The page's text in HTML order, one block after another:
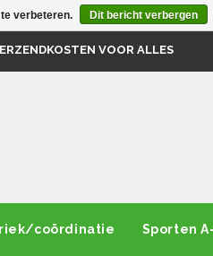
VOOR ALLES
coördinatie Sporten
verbeteren. Dit bericht verbergen